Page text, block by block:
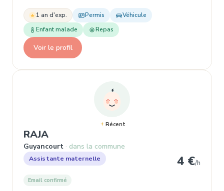
1 an d'exp. Permis
Véhicule
Enfant malade
Repas
Voir le profil
Récent
RAJA, Assistante maternelle à
Guyancourt dans la commune
Assistante maternelle 4 €/h
Email confirmé